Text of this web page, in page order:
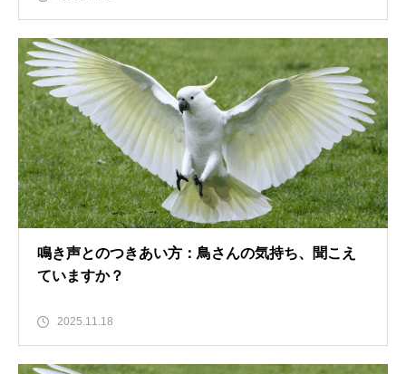
鳴き声とのつきあい方：鳥さんの気持ち、聞こえ
ていますか？
2025.11.18